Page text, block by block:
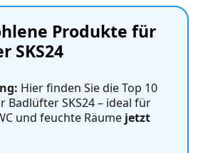
Produkte für
SKS24
Hier finden Sie die Top 10
Badlüfter SKS24 – ideal für
und feuchte Räume jetzt